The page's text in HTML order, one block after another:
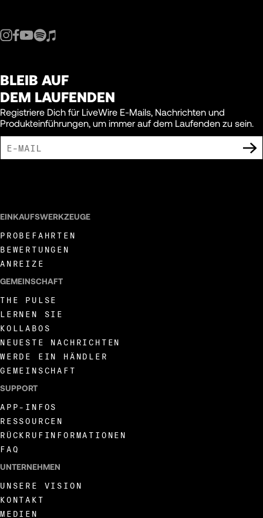
BLEIB AUF
DEM LAUFENDEN
Registriere Dich für LiveWire E-Mails, Nachrichten und
Produkteinführungen, um immer auf dem Laufenden zu sein.
EINKAUFSWERKZEUGE
PROBEFAHRTEN
BEWERTUNGEN
ANREIZE
GEMEINSCHAFT
THE PULSE
LERNEN SIE
KOLLABOS
NEUESTE NACHRICHTEN
WERDE EIN HÄNDLER
GEMEINSCHAFT
SUPPORT
APP-INFOS
RESSOURCEN
RÜCKRUFINFORMATIONEN
FAQ
UNTERNEHMEN
UNSERE VISION
KONTAKT
MEDIEN